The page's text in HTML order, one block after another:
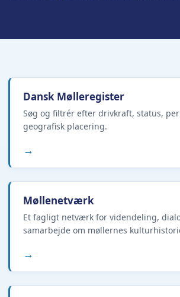
Dansk Mølleregister
Søg og filtrér efter drivkraft, status,
geografisk placering.
→
Møllenetværk
Et fagligt netværk for videndeling,
samarbejde om møllernes
→